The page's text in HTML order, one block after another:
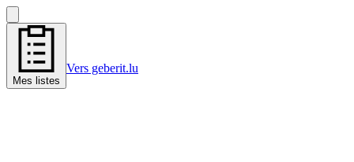
Mes listes
Vers geberit.lu